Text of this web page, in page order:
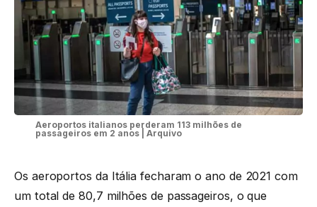
Aeroportos italianos perderam 113 milhões de
passageiros em 2 anos | Arquivo
Os aeroportos da Itália fecharam o ano de 2021 com
um total de 80,7 milhões de passageiros, o que